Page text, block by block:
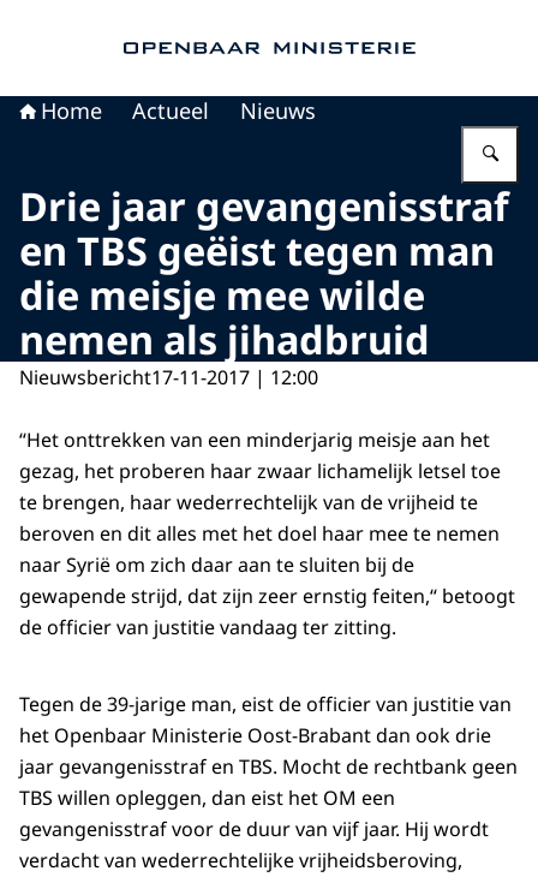
Home Actueel Nieuws
Drie jaar gevangenisstraf
en TBS geëist tegen man
die meisje mee wilde
nemen als jihadbruid
Nieuwsbericht17-11-2017 | 12:00
“Het onttrekken van een minderjarig meisje aan het
gezag, het proberen haar zwaar lichamelijk letsel toe
te brengen, haar wederrechtelijk van de vrijheid te
beroven en dit alles met het doel haar mee te nemen
naar Syrië om zich daar aan te sluiten bij de
gewapende strijd, dat zijn zeer ernstig feiten,“ betoogt
de officier van justitie vandaag ter zitting.
Tegen de 39-jarige man, eist de officier van justitie van
het Openbaar Ministerie Oost-Brabant dan ook drie
jaar gevangenisstraf en TBS. Mocht de rechtbank geen
TBS willen opleggen, dan eist het OM een
gevangenisstraf voor de duur van vijf jaar. Hij wordt
verdacht van wederrechtelijke vrijheidsberoving,